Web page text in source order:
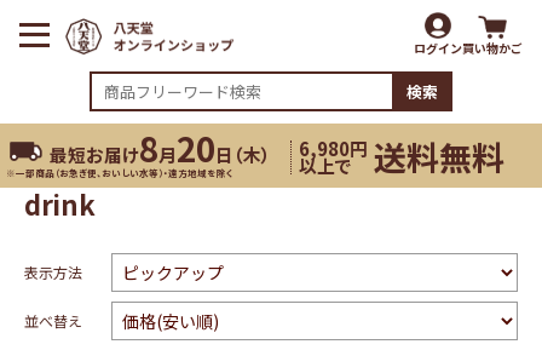
ログイン買い物かご
検索
最短お届け8月20日（木）
※一部商品（お急ぎ便、おいしい水等）・遠方地域を除く
6,980円
以上で 送料無料
drink
表示方法
並べ替え